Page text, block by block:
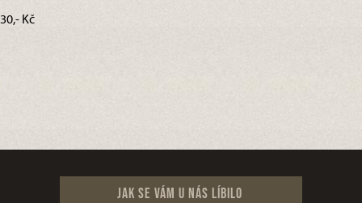
30,- Kč
Jak se vám u nás líbilo